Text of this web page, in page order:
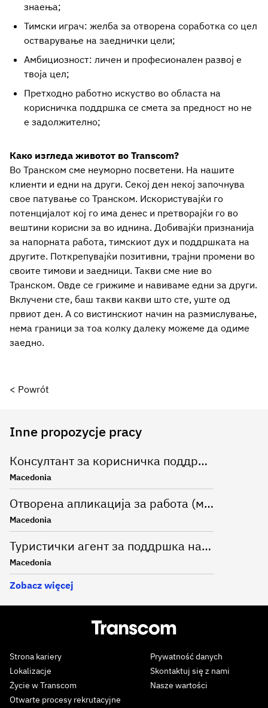
знаења;
Тимски играч: желба за отворена соработка со цел
остварување на заеднички цели;
Амбициозност: личен и професионален развој е
твоја цел;
Претходно работно искуство во областа на
корисничка поддршка се смета за предност но не
е задолжително;
Како изгледа животот во Transcom?
Во Транском сме неуморно посветени. На нашите
клиенти и едни на други. Секој ден некој започнува
свое патување со Транском. Искористувајќи го
потенцијалот кој го има денес и претворајќи го во
вештини корисни за во иднина. Добивајќи признанија
за напорната работа, тимскиот дух и поддршката на
другите. Поткрепувајќи позитивни, трајни промени во
своите тимови и заедници. Такви сме ние во
Транском. Овде се грижиме и навиваме едни за други.
Вклучени сте, баш такви какви што сте, уште од
првиот ден. А со вистинскиот начин на размислување,
нема граници за тоа колку далеку можеме да одиме
заедно.
< Powrót
Inne propozycje pracy
Консултант за корисничка поддршка на италијански јазик во сектор за финансиски услуги (м/ж)
Macedonia
Отворена апликација за работа (м/ж)
Macedonia
Туристички агент за поддршка на деловни партнери со германски јазик B2B (м/ж)
Macedonia
Zobacz więcej
Strona kariery
Lokalizacje
Życie w Transcom
Otwarte procesy rekrutacyjne
Prywatność danych
Skontaktuj się z nami
Nasze wartości